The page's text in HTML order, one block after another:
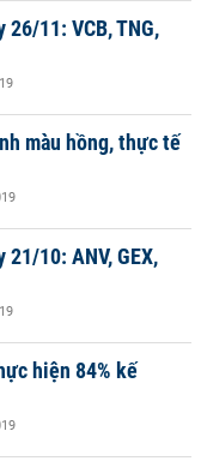
11: VCB, TNG,
màu hồng, thực tế
10: ANV, GEX,
hiện 84% kế